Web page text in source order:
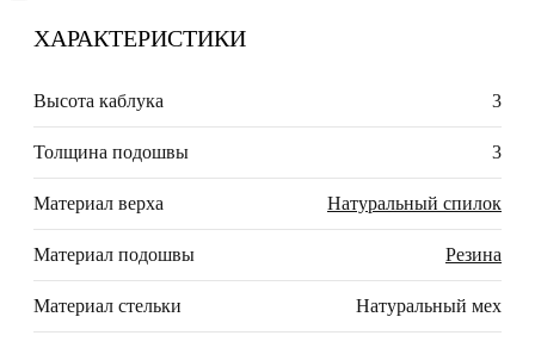
ХАРАКТЕРИСТИКИ
Высота каблука 3
Толщина подошвы 3
Материал верха Натуральный спилок
Материал подошвы Резина
Материал стельки Натуральный мех